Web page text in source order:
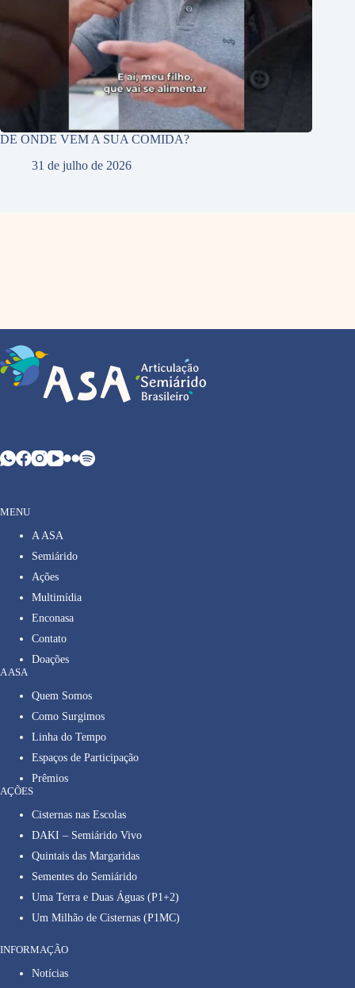
DE ONDE VEM A SUA COMIDA?
31 de julho de 2026
MENU
A ASA
Semiárido
Ações
Multimídia
Enconasa
Contato
Doações
A ASA
Quem Somos
Como Surgimos
Linha do Tempo
Espaços de Participação
Prêmios
AÇÕES
Cisternas nas Escolas
DAKI – Semiárido Vivo
Quintais das Margaridas
Sementes do Semiárido
Uma Terra e Duas Águas (P1+2)
Um Milhão de Cisternas (P1MC)
INFORMAÇÃO
Notícias